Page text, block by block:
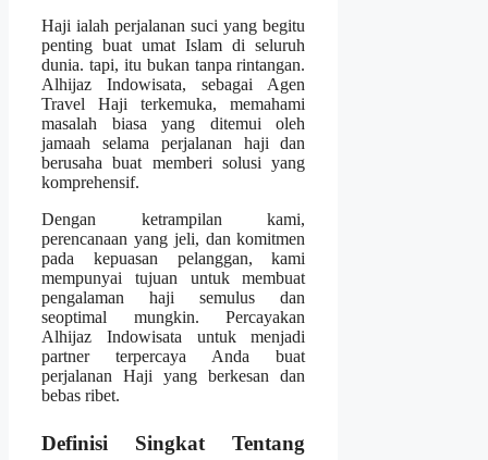
Haji ialah perjalanan suci yang begitu
penting buat umat Islam di seluruh
dunia. tapi, itu bukan tanpa rintangan.
Alhijaz Indowisata, sebagai Agen
Travel Haji terkemuka, memahami
masalah biasa yang ditemui oleh
jamaah selama perjalanan haji dan
berusaha buat memberi solusi yang
komprehensif.
Dengan ketrampilan kami,
perencanaan yang jeli, dan komitmen
pada kepuasan pelanggan, kami
mempunyai tujuan untuk membuat
pengalaman haji semulus dan
seoptimal mungkin. Percayakan
Alhijaz Indowisata untuk menjadi
partner terpercaya Anda buat
perjalanan Haji yang berkesan dan
bebas ribet.
Definisi Singkat Tentang